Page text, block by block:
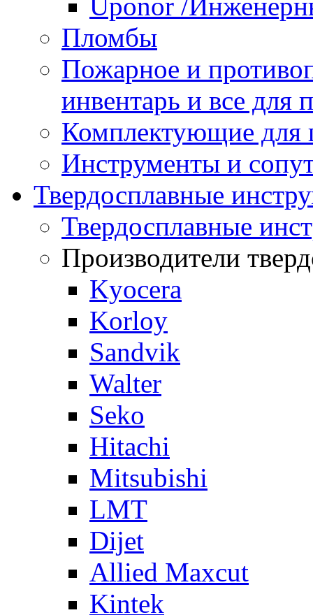
Uponor /
Пломбы
Пожарное и
инвентарь и все для
Комплектующие
Инструменты и
Твердосплавные
Твердосплавные
Производители
Kyocera
Korloy
Sandvik
Walter
Seko
Hitachi
Mitsubishi
LMT
Dijet
Allied Maxcut
Kintek